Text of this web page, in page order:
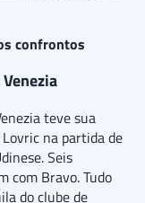
confrontos
teve sua
na partida de
Seis
com Bravo. Tudo
do clube de